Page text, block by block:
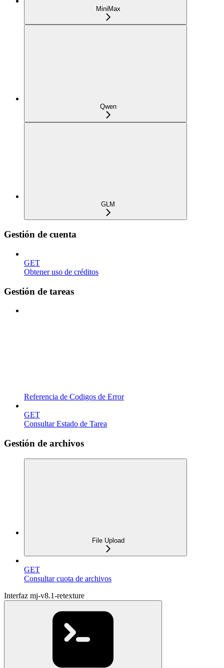
MiniMax
Qwen
GLM
Gestión de cuenta
GET
Obtener uso de créditos
Gestión de tareas
Referencia de Codigos de Error
GET
Consultar Estado de Tarea
Gestión de archivos
File Upload
GET
Consultar cuota de archivos
Interfaz mj-v8.1-retexture